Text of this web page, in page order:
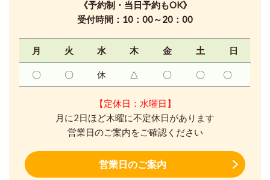
《予約制・当日予約もOK》
受付時間：10：00～20：00
月 火 水 木 金 土 日
〇 〇 休 △ 〇 〇 〇
【定休日：水曜日】
月に2日ほど木曜に不定休日があります
営業日のご案内をご確認ください
営業日のご案内